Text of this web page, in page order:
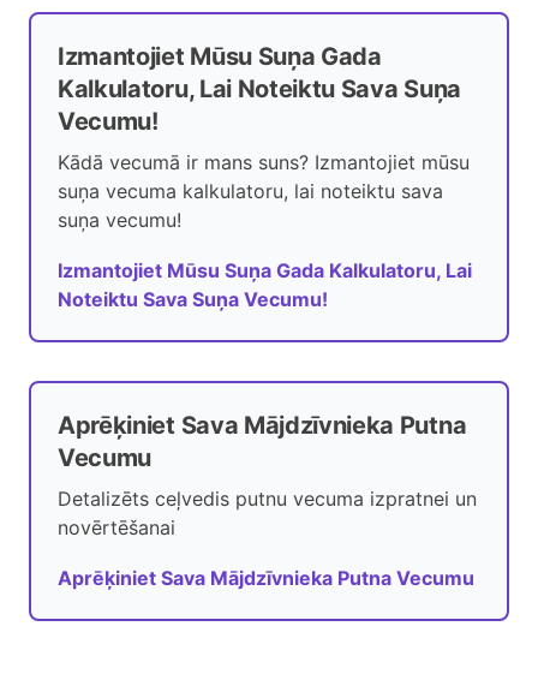
Izmantojiet Mūsu Suņa Gada
Kalkulatoru, Lai Noteiktu Sava Suņa
Vecumu!
Kādā vecumā ir mans suns? Izmantojiet mūsu
suņa vecuma kalkulatoru, lai noteiktu sava
suņa vecumu!
Izmantojiet Mūsu Suņa Gada Kalkulatoru, Lai
Noteiktu Sava Suņa Vecumu!
Aprēķiniet Sava Mājdzīvnieka Putna
Vecumu
Detalizēts ceļvedis putnu vecuma izpratnei un
novērtēšanai
Aprēķiniet Sava Mājdzīvnieka Putna Vecumu